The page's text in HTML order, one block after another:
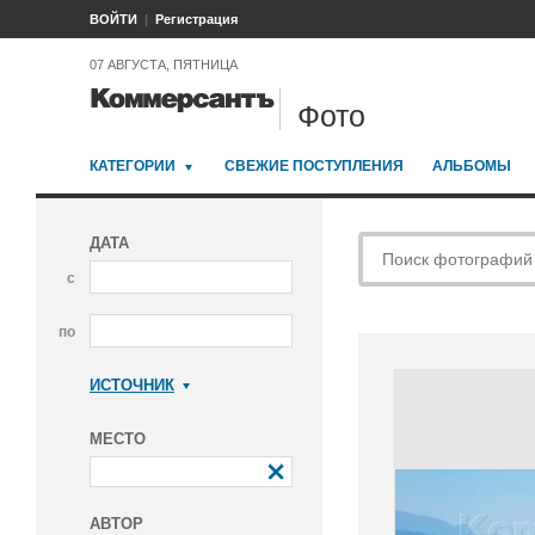
ВОЙТИ Регистрация
07 АВГУСТА, ПЯТНИЦА
Фото
КАТЕГОРИИ СВЕЖИЕ ПОСТУПЛЕНИЯ АЛЬБОМЫ
ДАТА
с
по
ИСТОЧНИК
МЕСТО
АВТОР